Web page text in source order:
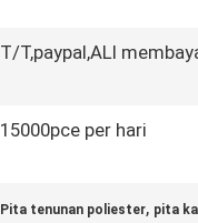
T/T,paypal,ALI
15000pce per hari
Pita tenunan poliester, pita